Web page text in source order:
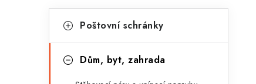
kategorie
a
Poštovní schránky
Dům, byt, zahrada